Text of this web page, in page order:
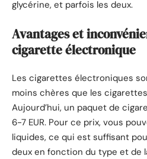
glycérine, et parfois les deux.
Avantages et
cigarette électronique
Les cigarettes électroniques
moins chères que les
Aujourd’hui, un paquet de
6-7 EUR. Pour ce prix, vous
liquides, ce qui est suffisant
deux en fonction du type et de